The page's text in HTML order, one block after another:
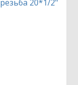
20*1/2"